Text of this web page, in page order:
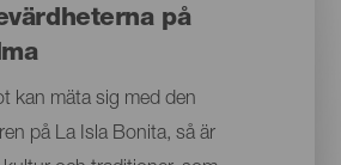
på
kan mäta sig med den
på La Isla Bonita, så är